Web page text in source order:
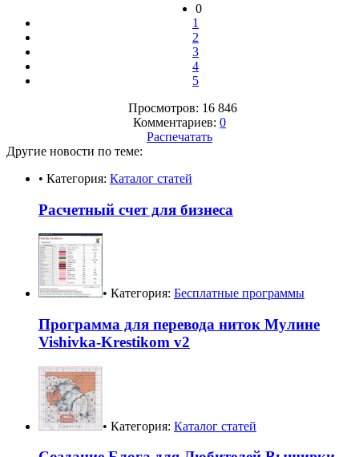
0
1
2
3
4
5
Просмотров: 16 846
Комментариев: 0
Распечатать
Другие новости по теме:
• Категория: Каталог статей
Расчетный счет для бизнеса
• Категория: Бесплатные программы
Программа для перевода ниток Мулине
Vishivka-Krestikom v2
• Категория: Каталог статей